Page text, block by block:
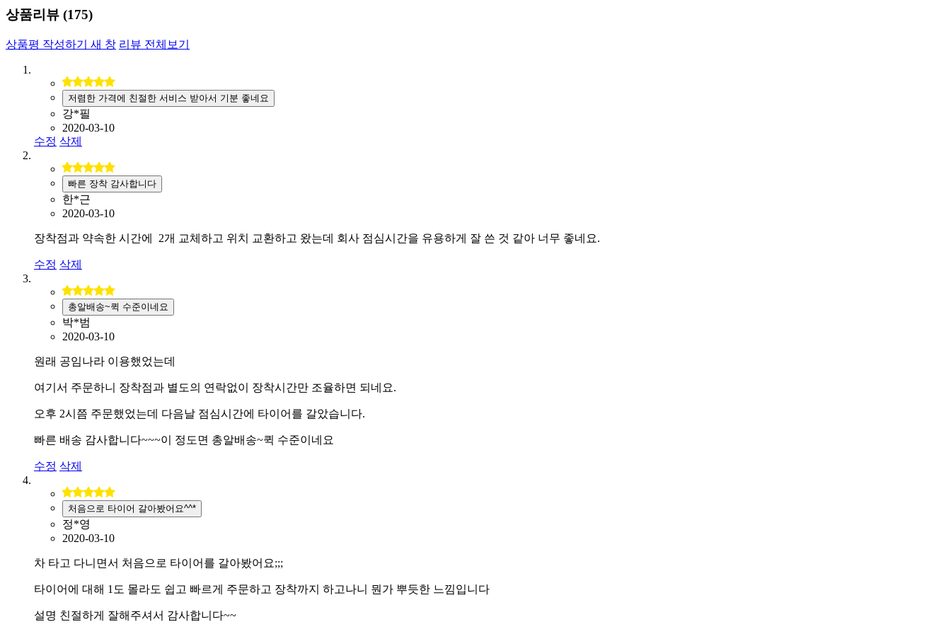
상품리뷰 (175)
상품평 작성하기 새 창 리뷰 전체보기
저렴한 가격에 친절한 서비스 받아서 기분 좋네요
강*필
2020-03-10
수정 삭제
빠른 장착 감사합니다
한*근
2020-03-10
장착점과 약속한 시간에 2개 교체하고 위치 교환하고 왔는데 회사 점심시간을 유용하게 잘 쓴 것 같아 너무 좋네요.
수정 삭제
총알배송~퀵 수준이네요
박*범
2020-03-10
원래 공임나라 이용했었는데
여기서 주문하니 장착점과 별도의 연락없이 장착시간만 조율하면 되네요.
오후 2시쯤 주문했었는데 다음날 점심시간에 타이어를 갈았습니다.
빠른 배송 감사합니다~~~이 정도면 총알배송~퀵 수준이네요
수정 삭제
처음으로 타이어 갈아봤어요^^*
정*영
2020-03-10
차 타고 다니면서 처음으로 타이어를 갈아봤어요;;;
타이어에 대해 1도 몰라도 쉽고 빠르게 주문하고 장착까지 하고나니 뭔가 뿌듯한 느낌입니다
설명 친절하게 잘해주셔서 감사합니다~~